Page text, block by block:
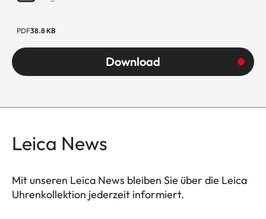
PDF38.8 KB
Download
Leica News
Mit unseren Leica News bleiben Sie über die Leica
Uhrenkollektion jederzeit informiert.